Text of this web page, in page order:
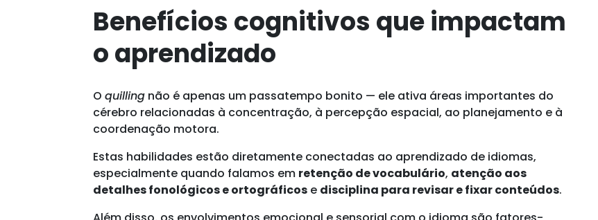
Benefícios cognitivos que impactam
o aprendizado
Oquilling não é apenas um passatempo bonito — ele ativa áreas importantes do
cérebro relacionadas à concentração, à percepção espacial, ao planejamento e à
coordenação motora.
Estas habilidades estão diretamente conectadas ao aprendizado de idiomas,
especialmente quando falamos em retenção de vocabulário, atenção aos
detalhes fonológicos e ortográficos e disciplina para revisar e fixar conteúdos.